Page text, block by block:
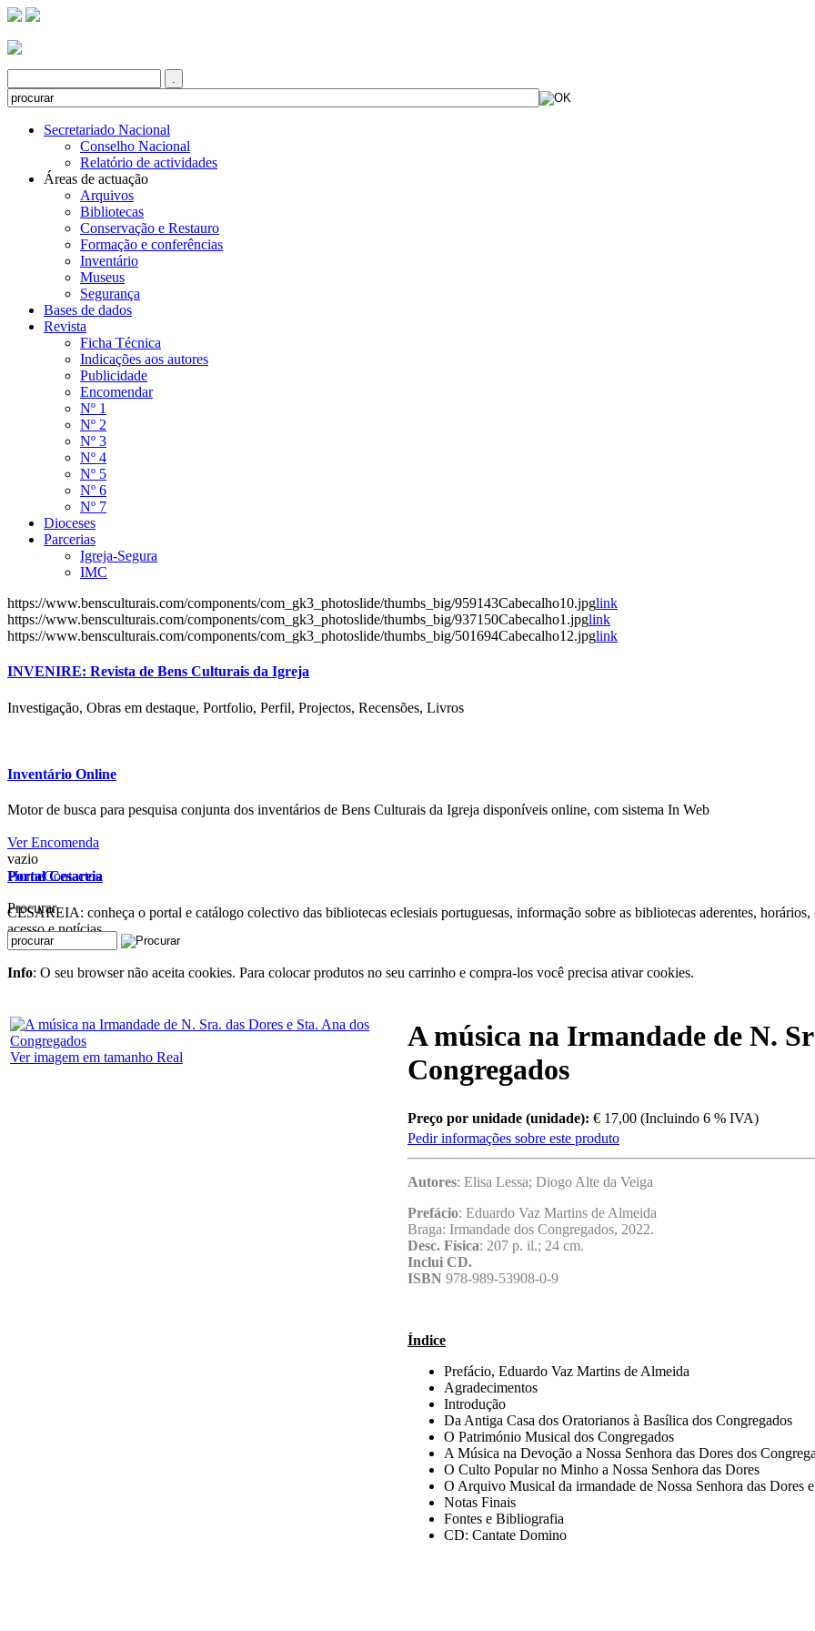
Secretariado Nacional
Conselho Nacional
Relatório de actividades
Áreas de actuação
Arquivos
Bibliotecas
Conservação e Restauro
Formação e conferências
Inventário
Museus
Segurança
Bases de dados
Revista
Ficha Técnica
Indicações aos autores
Publicidade
Encomendar
Nº 1
Nº 2
Nº 3
Nº 4
Nº 5
Nº 6
Nº 7
Dioceses
Parcerias
Igreja-Segura
IMC
https://www.bensculturais.com/components/com_gk3_photoslide/thumbs_big/959143Cabecalho10.jpglink
https://www.bensculturais.com/components/com_gk3_photoslide/thumbs_big/937150Cabecalho1.jpglink
https://www.bensculturais.com/components/com_gk3_photoslide/thumbs_big/501694Cabecalho12.jpglink
INVENIRE: Revista de Bens Culturais da Igreja
Investigação, Obras em destaque, Portfolio, Perfil, Projectos, Recensões, Livros
Inventário Online
Motor de busca para pesquisa conjunta dos inventários de Bens Culturais da Igreja disponíveis online, com sistema In Web
Portal Cesareia
CESAREIA: conheça o portal e catálogo colectivo das bibliotecas eclesiais portuguesas, informação sobre as bibliotecas aderentes, horários,
acesso e notícias
Ver Encomenda
vazio
HomeContactos
Procurar
Info: O seu browser não aceita cookies. Para colocar produtos no seu carrinho e compra-los você precisa ativar cookies.
Ver imagem em tamanho Real
A música na Irmandade de N.
Congregados
Preço por unidade (unidade): € 17,00 (Incluindo 6 % IVA)
Pedir informações sobre este produto
Autores: Elisa Lessa; Diogo Alte da Veiga
Prefácio: Eduardo Vaz Martins de Almeida
Braga: Irmandade dos Congregados, 2022.
Desc. Física: 207 p. il.; 24 cm.
Inclui CD.
ISBN 978-989-53908-0-9
Índice
Prefácio, Eduardo Vaz Martins de Almeida
Agradecimentos
Introdução
Da Antiga Casa dos Oratorianos à Basílica dos Congregados
O Património Musical dos Congregados
A Música na Devoção a Nossa Senhora das Dores dos
O Culto Popular no Minho a Nossa Senhora das Dores
O Arquivo Musical da irmandade de Nossa Senhora das Dores
Notas Finais
Fontes e Bibliografia
CD: Cantate Domino